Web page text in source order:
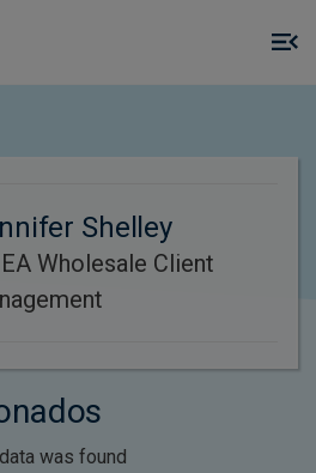
Shelley
Wholesale Client
was found